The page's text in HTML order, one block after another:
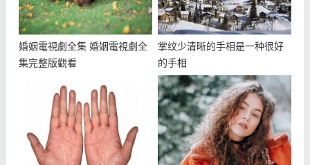
婚姻電視劇全集 婚姻電視劇全
集完整版觀看
掌纹少清晰的手相是一种很好
的手相